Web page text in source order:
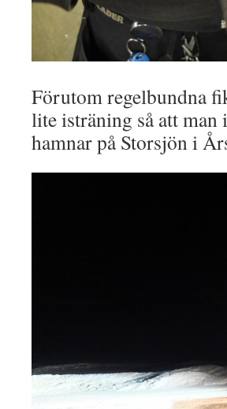
Förutom regelbundna
lite isträning så att man
hamnar på Storsjön i